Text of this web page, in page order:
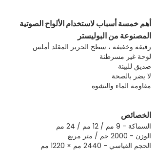
أهم خمسة أسباب لاستخدام الألواح الصوتية
المصنوعة من البوليستر
رقيقة وخفيفة ، سطح الحرير المقلد أملس
لوحة غير مسرطنة
صديق للبيئة
لا يضر بالصحة
مقاومة الماء والتشوه
الخصائص
السماكة - 9 مم / 12 مم / 24 مم
الوزن - 2000 جم / متر مربع
الحجم القياسي - 2440 مم × 1220 مم